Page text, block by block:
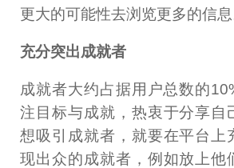
更大的可能性去浏览更多的信息
充分突出成就者
成就者大约占据用户总数的
注目标与成就，热衷于分享自
想吸引成就者，就要在平台上
现出众的成就者，例如放上他